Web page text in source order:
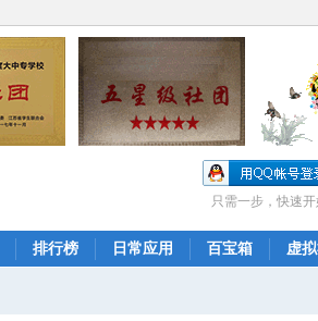
只需一步，快速
排行榜 日常应用 百宝箱 虚